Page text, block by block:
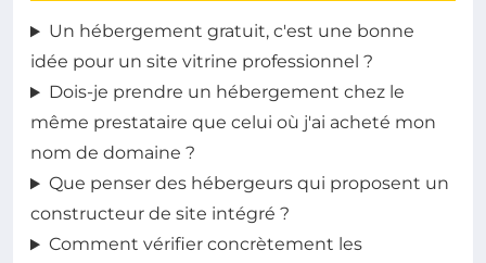
Un hébergement gratuit, c'est une bonne
idée pour un site vitrine professionnel ?
Dois-je prendre un hébergement chez le
même prestataire que celui où j'ai acheté mon
nom de domaine ?
Que penser des hébergeurs qui proposent un
constructeur de site intégré ?
Comment vérifier concrètement les